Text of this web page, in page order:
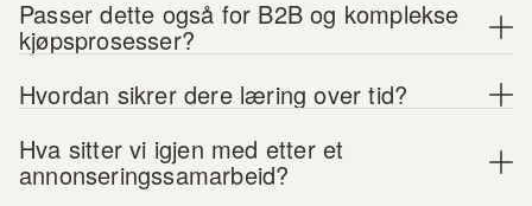
Passer dette også for B2B og komplekse
kjøpsprosesser?
Hvordan sikrer dere læring over tid?
Hva sitter vi igjen med etter et
annonseringssamarbeid?